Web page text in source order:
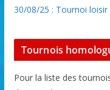
30/08/25 : Tournoi loisir
Tournois
Pour la liste des